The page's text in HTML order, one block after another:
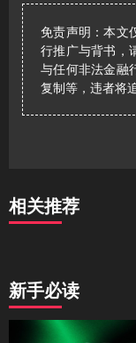
免责声明：本文
行推广与背书，
与任何非法金融
复制等，违者将
相关推荐
新手必读